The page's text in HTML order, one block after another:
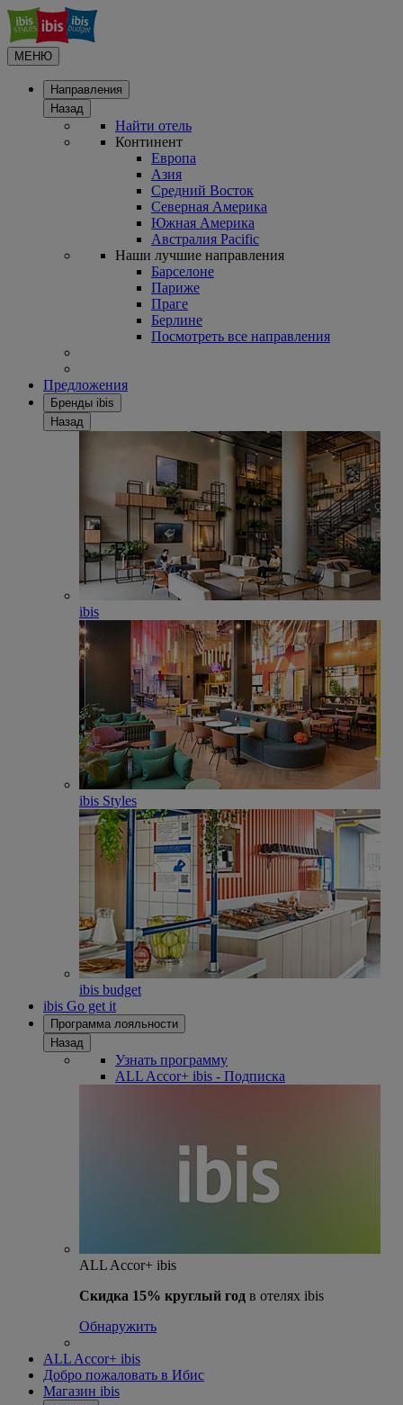
МЕНЮ
Направления
Назад
Найти отель
Континент
Европа
Азия
Средний Восток
Северная Америка
Южная Америка
Австралия Pacific
Наши лучшие направления
Барселоне
Париже
Праге
Берлине
Посмотреть все направления
Предложения
Бренды ibis
Назад
ibis
ibis Styles
ibis budget
ibis Go get it
Программа лояльности
Назад
Узнать программу
ALL Accor+ ibis - Подписка
ALL Accor+ ibis
Скидка 15% круглый год в отелях ibis
Обнаружить
ALL Accor+ ibis
Добро пожаловать в Ибис
Магазин ibis